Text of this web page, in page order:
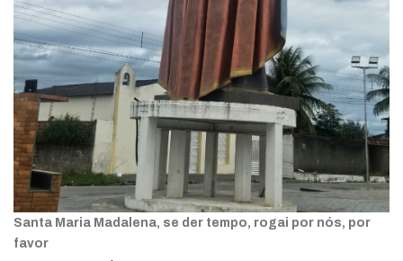
Santa Maria Madalena, se der tempo, rogai por nós, por
favor